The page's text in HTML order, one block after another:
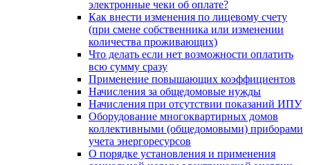
электронные чеки об оплате?
Как внести изменения по лицевому счету
(при смене собственника или изменении
количества проживающих)
Что делать если нет возможности оплатить
всю сумму сразу
Применение повышающих коэффициентов
Начисления за общедомовые нужды
Начисления при отсутствии показаний ИПУ
Оборудование многоквартирных домов
коллективными (общедомовыми) приборами
учета энергоресурсов
О порядке установления и применения